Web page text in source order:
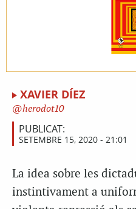
XAVIER DÍEZ
herodot10
PUBLICAT:
SETEMBRE 15, 2020 - 21:01
La idea sobre les
instintivament a